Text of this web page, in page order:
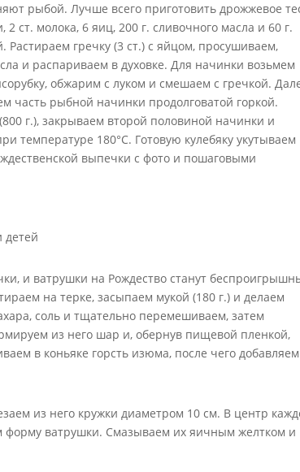
рыбой. Лучше всего приготовить дрожжевое
ст. молока, 6 яиц, 200 г. сливочного масла и 60 г.
гречку (3 ст.) с яйцом, просушиваем,
и распариваем в духовке. Для начинки возьмем
обжарим с луком и смешаем с гречкой.
часть рыбной начинки продолговатой горкой.
г.), закрываем второй половиной начинки и
температуре 180°C. Готовую кулебяку укутываем
выпечки с фото и пошаговыми
и ватрушки на Рождество станут
на терке, засыпаем мукой (180 г.) и делаем
соль и тщательно перемешиваем, затем
из него шар и, обернув пищевой пленкой,
в коньяке горсть изюма, после чего
из него кружки диаметром 10 см. В центр
ватрушки. Смазываем их яичным желтком и